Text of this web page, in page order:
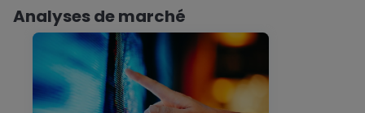
Analyses de marché